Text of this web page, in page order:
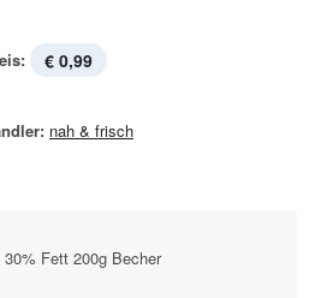
€ 0,99
nah & frisch
Fett 200g Becher